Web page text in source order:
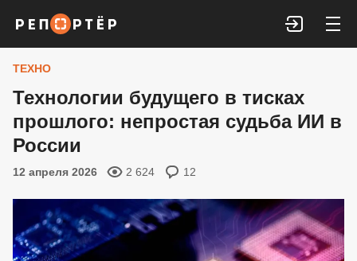
Войти
ТЕХНО
Технологии будущего в тисках
прошлого: непростая судьба ИИ в
России
12 апреля 2026 2 624 12